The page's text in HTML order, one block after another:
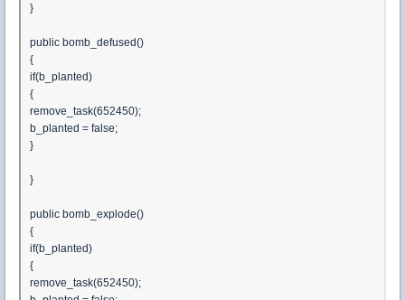
}
public bomb_defused()
{
if(b_planted)
{
remove_task(652450);
b_planted = false;
}
}
public bomb_explode()
{
if(b_planted)
{
remove_task(652450);